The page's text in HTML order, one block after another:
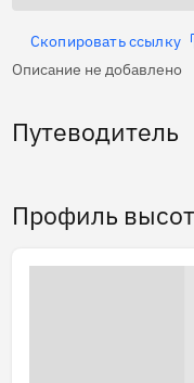
Скопировать ссылку
Описание не добавлено
Путеводитель
Профиль высот